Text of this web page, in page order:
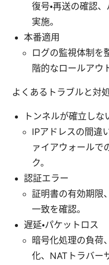
復号・再送の確認
実施。
本番適用
ログの監視体制を
階的なロールアウ
よくあるトラブルと対
トンネルが確立しな
IPアドレスの間違
ァイアウォールで
ク。
認証エラー
証明書の有効期限
一致を確認。
遅延・パケットロス
暗号化処理の負荷
化、NATトラバー